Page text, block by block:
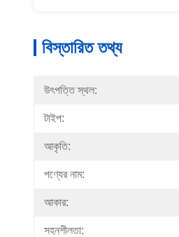
বিস্তারিত তথ্য
উৎপত্তি স্থল:
টাইপ:
আকৃতি:
পণ্যের নাম:
আকার:
সহনশীলতা: